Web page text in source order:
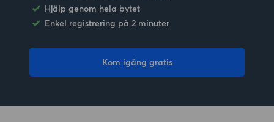
Hjälp genom hela bytet
Enkel registrering på 2 minuter
Kom igång gratis